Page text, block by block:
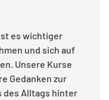
es wichtiger
und sich auf
Unsere Kurse
Gedanken zur
des Alltags hinter